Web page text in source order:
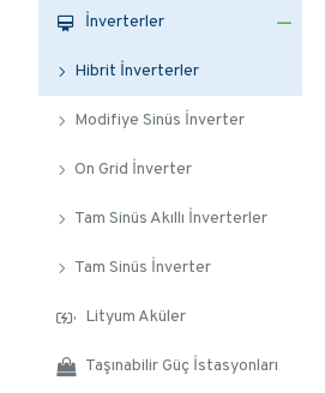
İnverterler
Hibrit İnverterler
Modifiye Sinüs İnverter
On Grid İnverter
Tam Sinüs Akıllı İnverterler
Tam Sinüs İnverter
Lityum Aküler
Taşınabilir Güç İstasyonları